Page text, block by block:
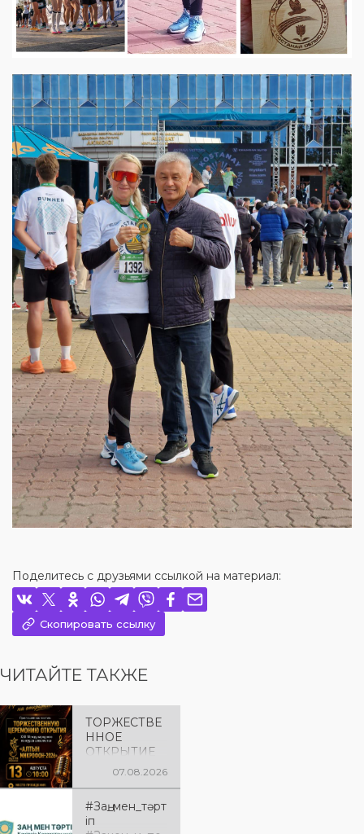
Поделитесь с друзьями ссылкой на материал:
Скопировать ссылку
ЧИТАЙТЕ ТАКЖЕ
ТОРЖЕСТВЕ
ННОЕ
ОТКРЫТИЕ
«АЛТЫН
Приглашаем
вас на
07.08.2026
#Заң_мен_тәрт
іп